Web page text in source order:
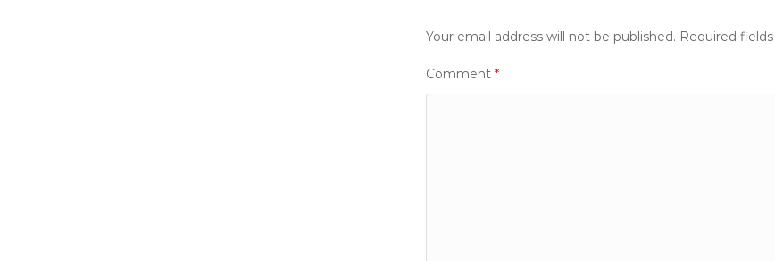
Your email address will not be published. Required
Comment *